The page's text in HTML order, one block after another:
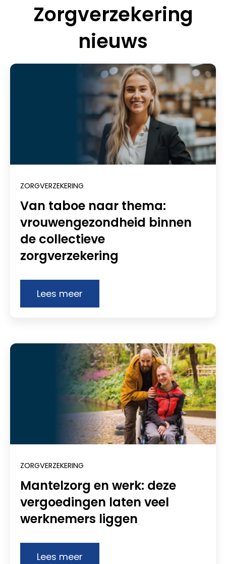
Zorgverzekering
nieuws
ZORGVERZEKERING
Van taboe naar thema:
vrouwengezondheid binnen
de collectieve
zorgverzekering
Lees meer
ZORGVERZEKERING
Mantelzorg en werk: deze
vergoedingen laten veel
werknemers liggen
Lees meer